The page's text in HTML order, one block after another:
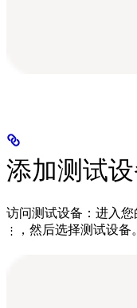
添加测试
访问测试设备：进入
⋮ ，然后选择测试设备。